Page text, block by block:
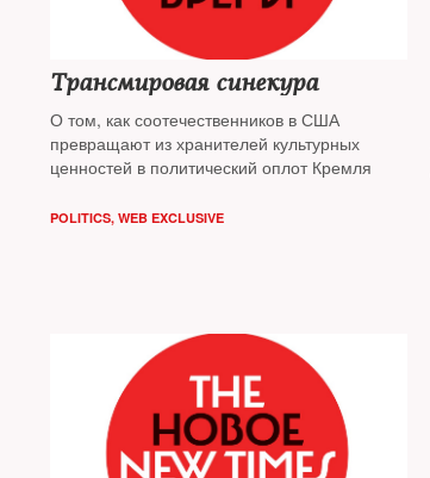
Трансмировая синекура
О том, как соотечественников в США
превращают из хранителей культурных
ценностей в политический оплот Кремля
POLITICS, WEB EXCLUSIVE